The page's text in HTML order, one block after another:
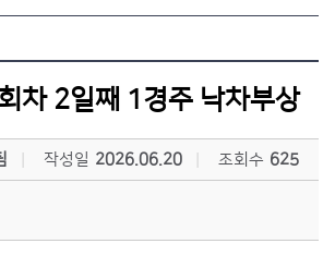
차 2일째 1경주 낙차부상
작성일 2026.06.20 조회수 625